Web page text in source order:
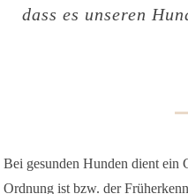
dass es unseren
Bei gesunden Hunden dient ein
Ordnung ist bzw. der